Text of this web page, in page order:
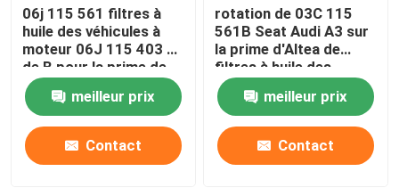
06j 115 561 filtres à
huile des véhicules à
moteur 06J 115 403 C
de B pour la prime de
VW d'AUDI des
véhicules à moteur
meilleur prix
Contact
rotation de 03C 115
561B Seat Audi A3 sur
la prime d'Altea de
filtres à huile des
véhicules à moteur
pour le métal
endommagé
meilleur prix
Contact